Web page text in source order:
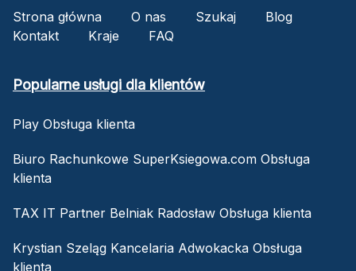
Strona główna O nas Szukaj
Blog
Kontakt
Kraje FAQ
Popularne usługi dla klientów
Play Obsługa klienta
Biuro Rachunkowe SuperKsiegowa.com Obsługa
klienta
TAX IT Partner Belniak Radosław Obsługa klienta
Krystian Szeląg Kancelaria Adwokacka Obsługa
klienta